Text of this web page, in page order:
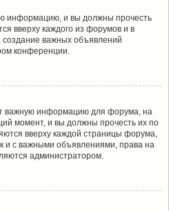
информацию, и вы должны прочесть
вверху каждого из форумов и в
важных объявлений
конференции.
важную информацию для форума, на
момент, и вы должны прочесть их по
вверху каждой страницы форума,
и с важными объявлениями, права на
администратором.